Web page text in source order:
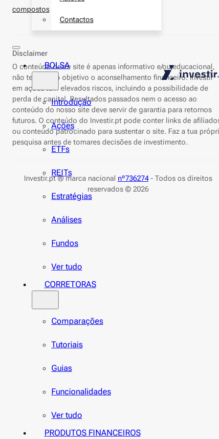
Contactos
BOLSA
Introdução
Ações
ETFs
REITs
Estratégias
Análises
Fundos
Ver tudo
CORRETORAS
Comparações
Tutoriais
Guias
Funcionalidades
Ver tudo
PRODUTOS FINANCEIROS
compostos
Disclaimer
O conteúdo deste site é apenas informativo e/ou educacional,
não tem como objetivo o aconselhamento financeiro. Investir
em ações tem elevados riscos, incluindo a possibilidade de
perda de capital. Resultados passados nem o acesso ao
conteúdo do nosso site deve servir de garantia para retornos
futuros. O conteúdo do Investir.pt pode conter links de
ou conteúdo patrocinado para sustentar o site. Faz a tua
pesquisa antes de tomares decisões de investimento.
Investir.pt ® marca nacional nº736274- Todos os direitos
reservados © 2026